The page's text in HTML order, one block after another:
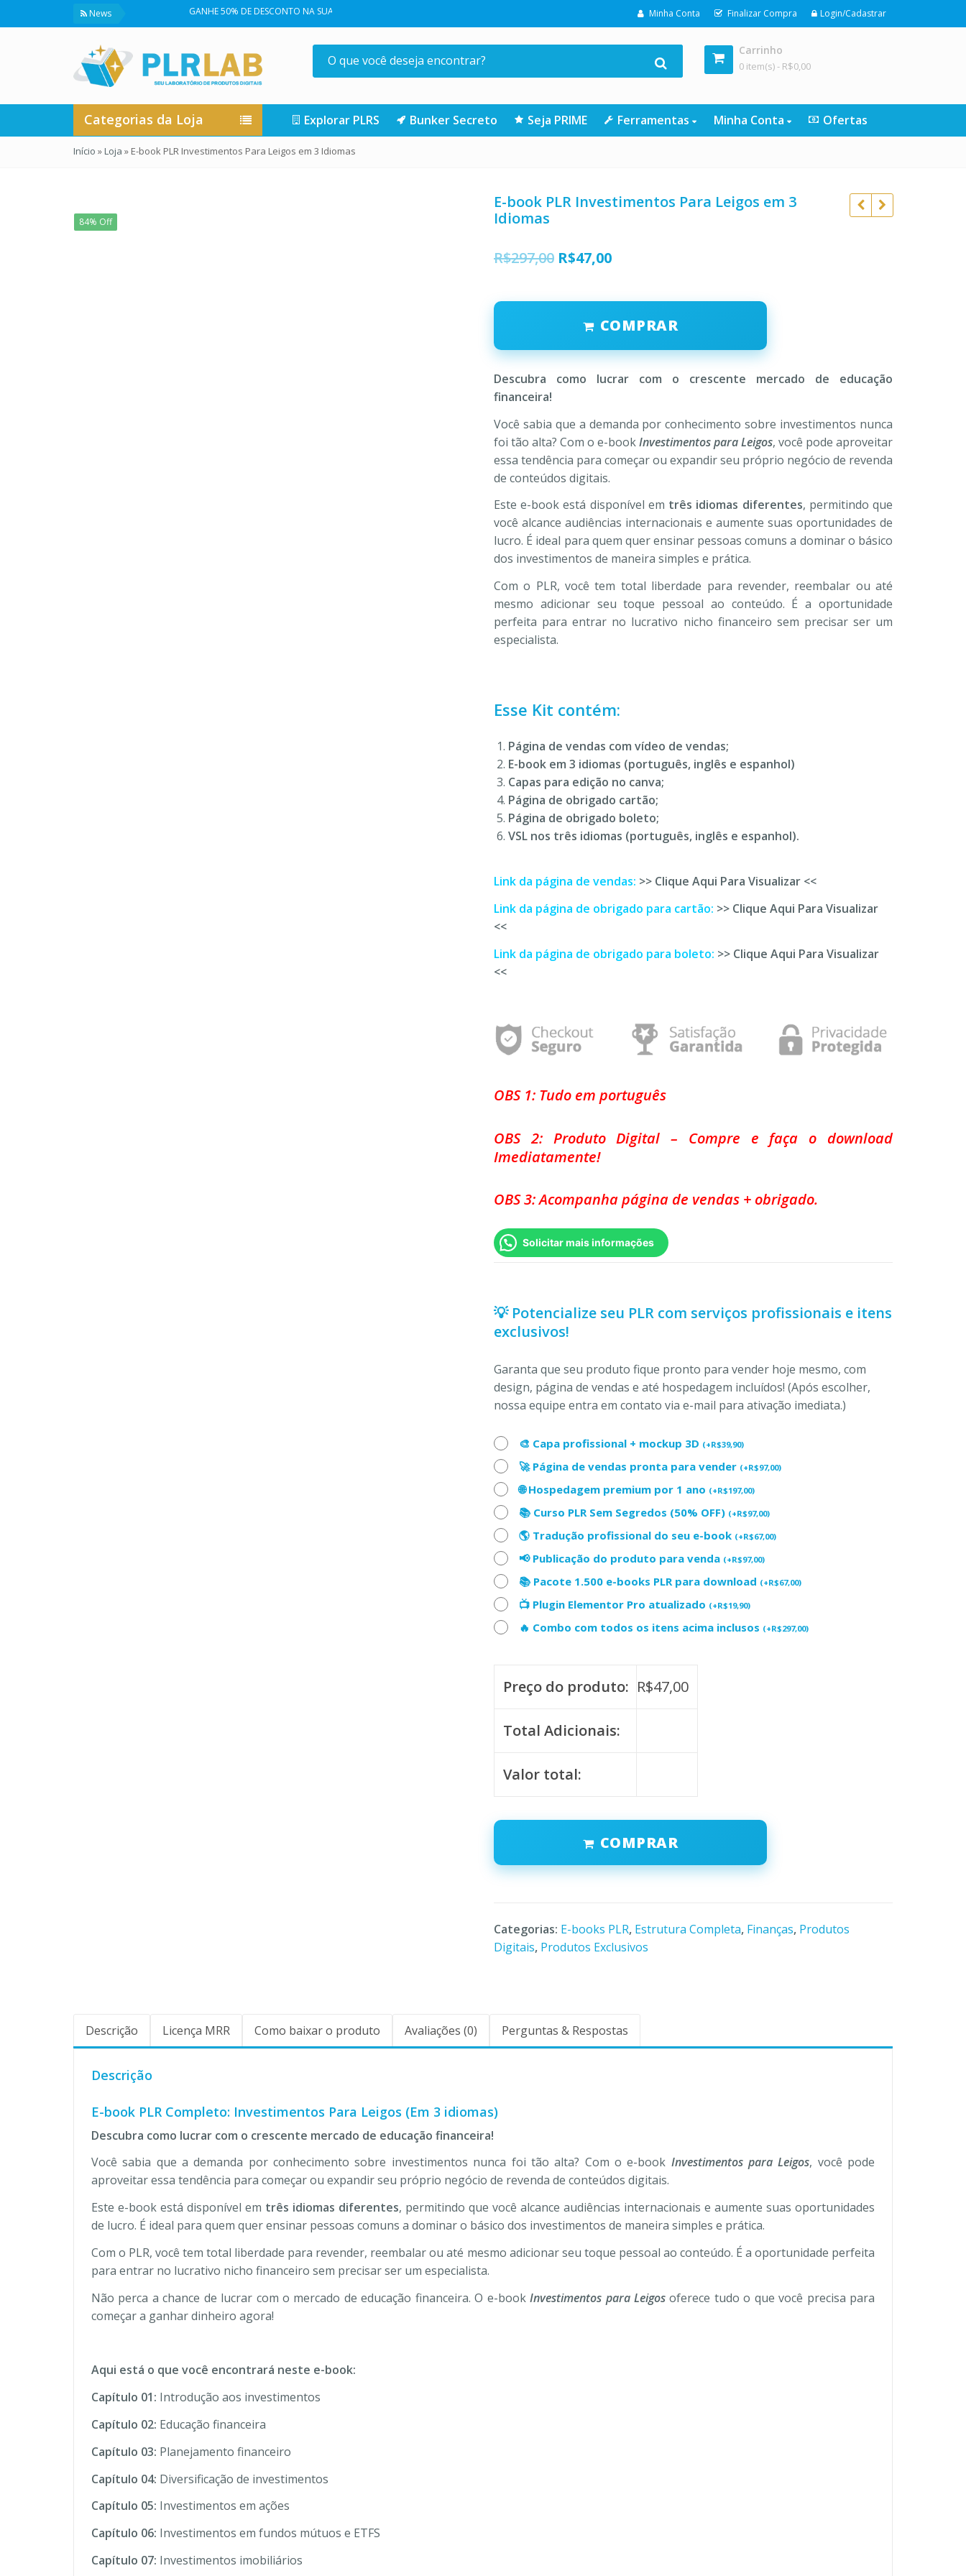
News GANHE 50% DE DESCONTO NA SUA PRIMEIRA COMPRA NA LOJA | CLIQUE AQUI Minha Conta Finalizar Compra Login/Cadastrar
Carrinho
0 item(s) - R$0,00
Categorias da Loja Explorar PLRS Bunker Secreto Seja PRIME Ferramentas Minha Conta Ofertas
Início »Loja » E-book PLR Investimentos Para Leigos em 3 Idiomas
84% Off
E-book PLR Investimentos Para Leigos em 3
Idiomas
R$297,00 O
original
era:
R$297,00.
R$47,00O
atual
é:
R$47,00.
COMPRAR
Descubra como lucrar com o crescente mercado de educação
financeira!
Você sabia que a demanda por conhecimento sobre investimentos nunca
foi tão alta? Com o e-bookInvestimentos para Leigos, você pode aproveitar
essa tendência para começar ou expandir seu próprio negócio de revenda
de conteúdos digitais.
Este e-book está disponível em três idiomas diferentes, permitindo que
você alcance audiências internacionais e aumente suas oportunidades de
lucro. É ideal para quem quer ensinar pessoas comuns a dominar o básico
dos investimentos de maneira simples e prática.
Com o PLR, você tem total liberdade para revender, reembalar ou até
mesmo adicionar seu toque pessoal ao conteúdo. É a oportunidade
perfeita para entrar no lucrativo nicho financeiro sem precisar ser um
especialista.
Esse Kit contém:
Página de vendas com vídeo de vendas;
E-book em 3 idiomas (português, inglês e espanhol)
Capas para edição no canva;
Página de obrigado cartão;
Página de obrigado boleto;
VSL nos três idiomas (português, inglês e espanhol).
Link da página de vendas: >> Clique Aqui Para Visualizar <<
Link da página de obrigado para cartão: >> Clique Aqui Para Visualizar
<<
Link da página de obrigado para boleto: >> Clique Aqui Para Visualizar
<<
OBS 1: Tudo em português
OBS 2: Produto Digital – Compre e faça o download
Imediatamente!
OBS 3: Acompanha página de vendas + obrigado.
Solicitar mais informações
💡 Potencialize seu PLR com serviços profissionais e itens
exclusivos!
Garanta que seu produto fique pronto para vender hoje mesmo, com
design, página de vendas e até hospedagem incluídos! (Após escolher,
nossa equipe entra em contato via e-mail para ativação imediata.)
🎨 Capa profissional + mockup 3D (+R$39,90)
🚀 Página de vendas pronta para vender (+R$97,00)
🌐 Hospedagem premium por 1 ano (+R$197,00)
📚 Curso PLR Sem Segredos (50% OFF) (+R$97,00)
🌎 Tradução profissional do seu e-book (+R$67,00)
📢 Publicação do produto para venda (+R$97,00)
📚 Pacote 1.500 e-books PLR para download (+R$67,00)
📺 Plugin Elementor Pro atualizado (+R$19,90)
🔥 Combo com todos os itens acima inclusos (+R$297,00)
Preço do produto: R$47,00
Total Adicionais:
Valor total:
COMPRAR
Categorias: E-books PLR, Estrutura Completa, Finanças, Produtos
Digitais, Produtos Exclusivos
Descrição Licença MRR Como baixar o produto Avaliações (0) Perguntas & Respostas
Descrição
E-book PLR Completo: Investimentos Para Leigos (Em 3 idiomas)
Descubra como lucrar com o crescente mercado de educação financeira!
Você sabia que a demanda por conhecimento sobre investimentos nunca foi tão alta? Com o e-book Investimentos para Leigos, você pode
aproveitar essa tendência para começar ou expandir seu próprio negócio de revenda de conteúdos digitais.
Este e-book está disponível em três idiomas diferentes, permitindo que você alcance audiências internacionais e aumente suas oportunidades
de lucro. É ideal para quem quer ensinar pessoas comuns a dominar o básico dos investimentos de maneira simples e prática.
Com o PLR, você tem total liberdade para revender, reembalar ou até mesmo adicionar seu toque pessoal ao conteúdo. É a oportunidade perfeita
para entrar no lucrativo nicho financeiro sem precisar ser um especialista.
Não perca a chance de lucrar com o mercado de educação financeira. O e-bookInvestimentos para Leigosoferece tudo o que você precisa para
começar a ganhar dinheiro agora!
Aqui está o que você encontrará neste e-book:
Capítulo 01: Introdução aos investimentos
Capítulo 02: Educação financeira
Capítulo 03: Planejamento financeiro
Capítulo 04: Diversificação de investimentos
Capítulo 05: Investimentos em ações
Capítulo 06: Investimentos em fundos mútuos e ETFS
Capítulo 07: Investimentos imobiliários